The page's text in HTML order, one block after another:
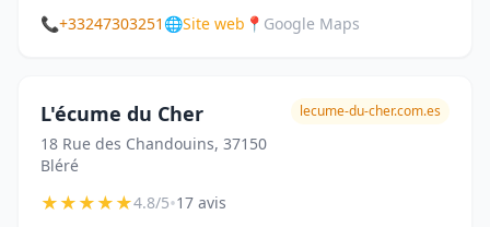
📞+33247303251 🌐Site web 📍 Google Maps
L'écume du Cher
18 Rue des Chandouins, 37150
Bléré
lecume-du-cher.com.es
★★★★★4.8/5•17 avis